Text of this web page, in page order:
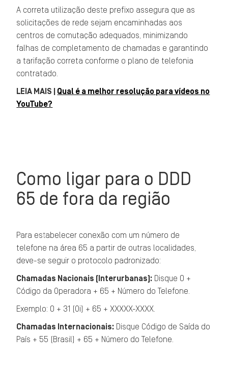
A correta utilização deste prefixo assegura que as
solicitações de rede sejam encaminhadas aos
centros de comutação adequados, minimizando
falhas de completamento de chamadas e garantindo
a tarifação correta conforme o plano de telefonia
contratado.
LEIA MAIS | Qual é a melhor resolução para vídeos no
YouTube?
Como ligar para o DDD
65 de fora da região
Para estabelecer conexão com um número de
telefone na área 65 a partir de outras localidades,
deve-se seguir o protocolo padronizado:
Chamadas Nacionais (Interurbanas): Disque 0 +
Código da Operadora + 65 + Número do Telefone.
Exemplo: 0 + 31 (Oi) + 65 + XXXXX-XXXX.
Chamadas Internacionais: Disque Código de Saída do
País + 55 (Brasil) + 65 + Número do Telefone.